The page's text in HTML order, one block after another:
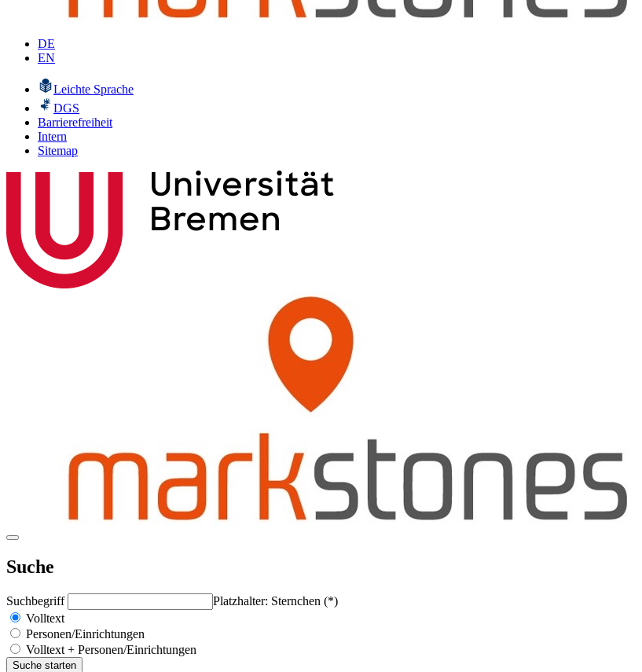
DE
EN
Leichte Sprache
DGS
Barrierefreiheit
Intern
Sitemap
Suche
Suchbegriff
Platzhalter: Sternchen (*)
Volltext
Personen/Einrichtungen
Volltext + Personen/Einrichtungen